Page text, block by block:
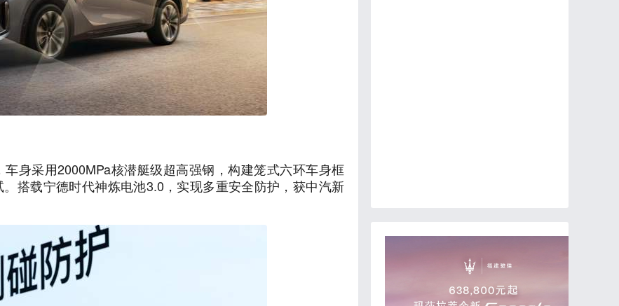
身采用2000MPa核潜艇级超高强钢，构建笼式六环车身框
搭载宁德时代神炼电池3.0，实现多重安全防护，获中汽新